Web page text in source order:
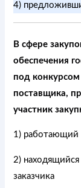
4)
В сфере
обеспечения
под
поставщика,
участник
1) работающий
2)
заказчика